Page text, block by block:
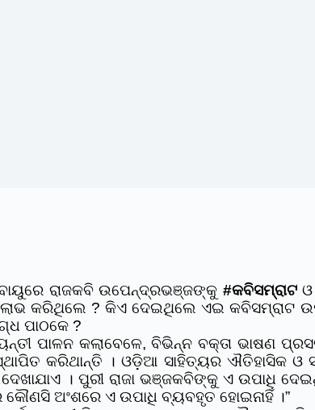
ରାଜକବି ଉପେନ୍ଦ୍ରଭଞ୍ଜଙ୍କୁ #କବିସମ୍ରାଟ ଓ
କରିଥିଲେ ? କିଏ ଦେଇଥିଲେ ଏଇ କବିସମ୍ରାଟ
ପାଠକେ ?
ପାଳନ କଲାବେଳେ, ବିଭିନ୍ନ ବକ୍ତା ଭାଷଣ
କରିଥାନ୍ତି । ଓଡ଼ିଆ ସାହିତ୍ୟର ଐତିହାସିକ
। ପୁରୀ ରାଜା ଭଞ୍ଜକବିଙ୍କୁ ଏ ଉପାଧି
ଅଂଶରେ ଏ ଉପାଧି ବ୍ୟବହୃତ ହୋଇନାହିଁ ।”